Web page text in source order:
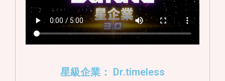
星級企業： Dr.timeless